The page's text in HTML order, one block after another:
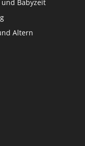
Babyzeit
Altern